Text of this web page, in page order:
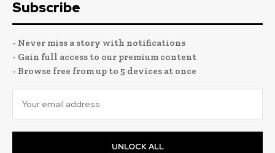
Subscribe
- Never miss a story with notifications
- Gain full access to our premium content
- Browse free from up to 5 devices at once
UNLOCK ALL